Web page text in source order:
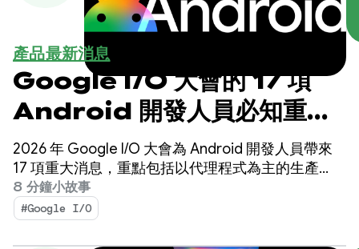
產品最新消息
Google I/O 大會的 17 項
Android 開發人員必知重
點！
2026 年 Google I/O 大會為 Android 開發人員帶來
17 項重大消息，重點包括以代理程式為主的生產
力、以 Compose First 為 UI 標準，以及適用於擴展
生態系統的高效能媒體和適應性開發。
8 分鐘小故事
#Google I/O